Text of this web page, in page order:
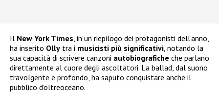
Il New York Times, in un riepilogo dei protagonisti dell’anno,
ha inserito Olly tra i musicisti più significativi, notando la
sua capacità di scrivere canzoni autobiografiche che parlano
direttamente al cuore degli ascoltatori. La ballad, dal suono
travolgente e profondo, ha saputo conquistare anche il
pubblico d’oltreoceano.